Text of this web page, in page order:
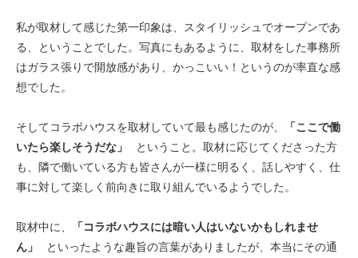
私が取材して感じた第一印象は、スタイリッシュでオープンであ
る、ということでした。写真にもあるように、取材をした事務所
はガラス張りで開放感があり、かっこいい！というのが率直な感
想でした。
そしてコラボハウスを取材していて最も感じたのが、
「ここで働
いたら楽しそうだな」
ということ。取材に応じてくださった方
も、隣で働いている方も皆さんが一様に明るく、話しやすく、仕
事に対して楽しく前向きに取り組んでいるようでした。
取材中に、
「コラボハウスには暗い人はいないかもしれませ
ん」
といったような趣旨の言葉がありましたが、本当にその通